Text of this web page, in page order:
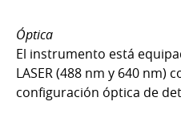
Óptica
El instrumento está
LASER (488 nm y 640 nm)
configuración óptica de